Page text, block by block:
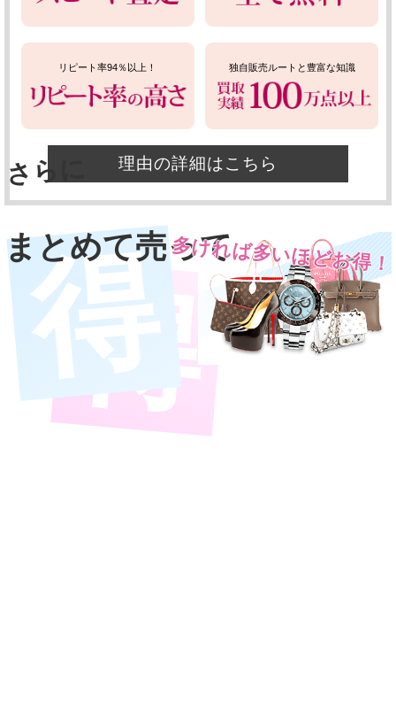
リピート率94％以上！ 独自販売ルートと豊富な知識
理由の詳細はこちら
まとめて売って
さらに
多ければ多いほどお得！